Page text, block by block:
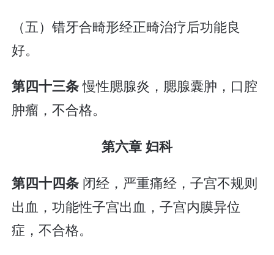
（五）错牙合畸形经正畸治疗后功能良
好。
第四十三条慢性腮腺炎，腮腺囊肿，口腔
肿瘤，不合格。
第六章 妇科
第四十四条 闭经，严重痛经，子宫不规则
出血，功能性子宫出血，子宫内膜异位
症，不合格。